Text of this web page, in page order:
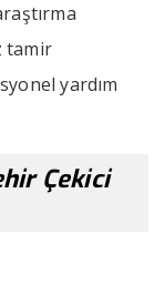
tamir
yardım
Çekici